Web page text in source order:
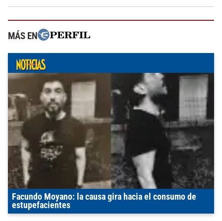
MÁS EN
Facundo Moyano: la causa gira hacia el consumo de
estupefacientes